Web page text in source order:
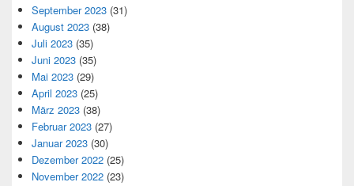
September 2023 (31)
August 2023 (38)
Juli 2023 (35)
Juni 2023 (35)
Mai 2023 (29)
April 2023 (25)
März 2023 (38)
Februar 2023 (27)
Januar 2023 (30)
Dezember 2022 (25)
November 2022 (23)